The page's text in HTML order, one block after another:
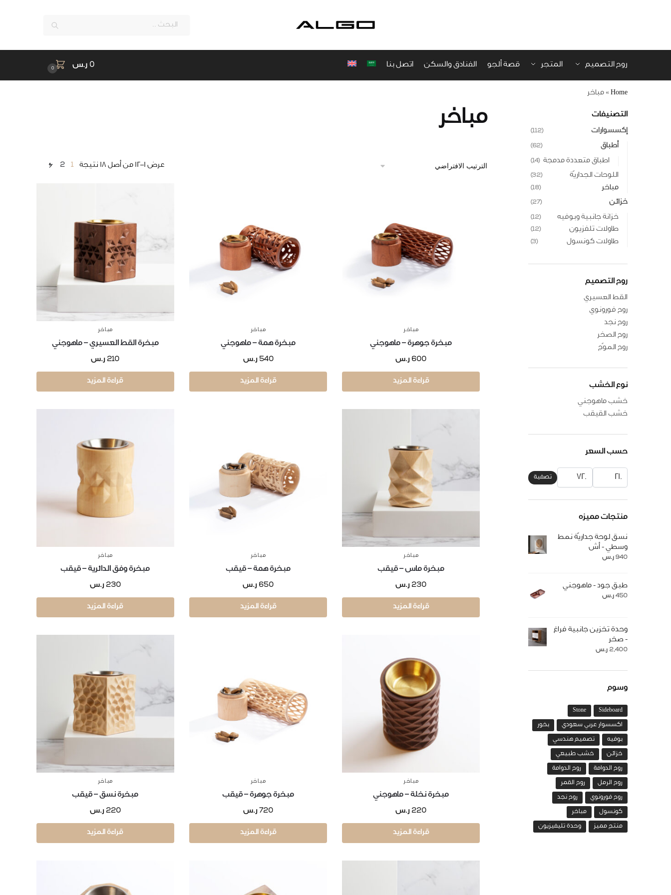
بحث
روح التصميم المتجر قصة ألجو الفنادق والسكن اتصل بنا 0 ر.س 0
Home
» مباخر
مباخر
عرض 1–12 من أصل 18 نتيجة 1
2
←
مباخر
مبخرة جوهرة – ماهوجني
600 ر.س
قراءة المزيد
مباخر
مبخرة همة – ماهوجني
540 ر.س
قراءة المزيد
مباخر
مبخرة القط العسيري – ماهوجني
210 ر.س
قراءة المزيد
مباخر
مبخرة ماس – قيقب
230 ر.س
قراءة المزيد
مباخر
مبخرة همة – قيقب
650 ر.س
قراءة المزيد
مباخر
مبخرة وفق الدائرية – قيقب
230 ر.س
قراءة المزيد
مباخر
مبخرة نخلة – ماهوجني
220 ر.س
قراءة المزيد
مباخر
مبخرة جوهرة – قيقب
720 ر.س
قراءة المزيد
مباخر
مبخرة نسق – قيقب
220 ر.س
قراءة المزيد
التصنيفات
إكسسوارات (112)
أطباق (62)
اطباق متعددة مدمجة (14)
اللوحات الجداريّة (32)
مباخر (18)
خزائن (27)
خزانة جانبية وبوفيه (12)
طاولات تلفزيون (12)
طاولات كونسول (3)
روح التصميم
القط العسيري
روح فورونوي
روح نجد
روح الصخر
روح الموّج
نوع الخشب
خشب ماهوجني
خشب القيقب
حسب السعر
تصفية
منتجات مميزه
نسق لوحة جداريّة نمط
وسطي - أش
940 ر.س
طبق جود - ماهوجني
450 ر.س
وحدة تخزين جانبية فراغ
- صخر
2,400 ر.س
وسوم
Sideboard
Stone
اكسسوار عربي سعودي بخور
بوفيه تصميم هندسي
خزائن خشب طبيعي
روح الدوامة روح الدوامة
روح الرمل روح القمر
روح فورونوي روح نجد
كونسول مباخر
منتج مميز وحدة تليفيزيون